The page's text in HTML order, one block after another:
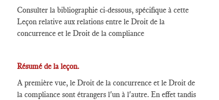
Consulter la bibliographie ci-dessous, spécifique à cette
Leçon relative aux relations entre le Droit de la
concurrence et le Droit de la compliance
Résumé de la leçon.
A première vue, le Droit de la concurrence et le Droit de
la compliance sont étrangers l'un à l'autre. En effet tandis